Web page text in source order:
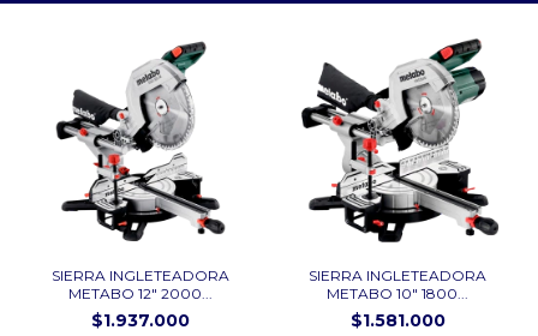
SIERRA INGLETEADORA
METABO 12" 2000...
$1.937.000
SIERRA INGLETEADORA
METABO 10" 1800...
$1.581.000